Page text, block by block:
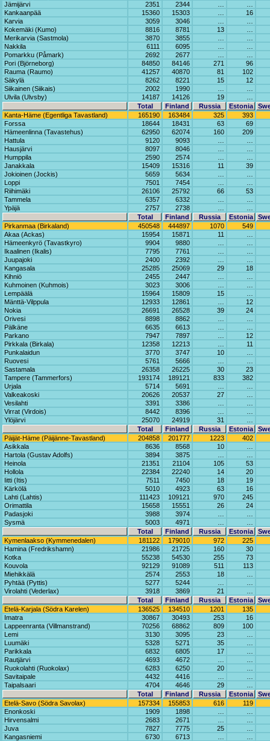
Jämijärvi
2351 2344
Kankaanpää
15360 15303
16
Karvia
3059 3046
Kokemäki (Kumo)
8816 8781 13
Merikarvia (Sastmola)
3870 3855
Nakkila
6111 6095
Pomarkku (Påmark)
2692 2677
Pori (Björneborg)
84850 84146 271
96
Rauma (Raumo)
41257 40870 81
102
Säkylä
8262 8221 15
12
Siikainen (Siikais)
2002 1990
Ulvila (Ulvsby)
14187 14126 19
Total
Finland Russia Estonia
Kanta-Häme (Egentliga Tavastland)
165190 163484 325
393
Forssa
18644 18431 63
69
Hämeenlinna (Tavastehus)
62950 62074 160
209
Hattula
9120 9093
Hausjärvi
8097 8046
Humppila
2590 2574
Janakkala
15409 15316 11
39
Jokioinen (Jockis)
5659 5634
Loppi
7501 7454
Riihimäki
26106 25792 66
53
Tammela
6357 6332
Ypäjä
2757 2738
Total
Finland Russia Estonia
Pirkanmaa (Birkaland)
450548 444897 1070
549
Akaa (Ackas)
15954 15871 11
Hämeenkyrö (Tavastkyro)
9904 9880
Ikaalinen (Ikalis)
7795 7761
Juupajoki
2400 2392
Kangasala
25285 25069 29
18
Kihniö
2455 2447
Kuhmoinen (Kuhmois)
3023 3006
Lempäälä
15964 15809 15
Mänttä-Vilppula
12933 12861
12
Nokia
26691 26528 39
24
Orivesi
8898 8862
Pälkäne
6635 6613
Parkano
7947 7897
12
Pirkkala (Birkala)
12358 12213
11
Punkalaidun
3770 3747 10
Ruovesi
5761 5666
Sastamala
26358 26225 30
23
Tampere (Tammerfors)
193174 189121 833
382
Urjala
5714 5691
Valkeakoski
20626 20537 27
Vesilahti
3391 3386
Virrat (Virdois)
8442 8396
Ylöjärvi
25070 24919 31
Total
Finland Russia Estonia
Päijät-Häme (Päijänne-Tavastland)
204858 201777 1223
402
Asikkala
8636 8568 10
Hartola (Gustav Adolfs)
3894 3875
Heinola
21351 21104 105
53
Hollola
22384 22240 14
20
Iitti (Itis)
7511 7450 18
19
Kärkölä
5010 4923 63
16
Lahti (Lahtis)
111423 109121 970
245
Orimattila
15658 15551 26
24
Padasjoki
3988 3974
Sysmä
5003 4971
Total
Finland Russia Estonia
Kymenlaakso (Kymmenedalen)
181122 179010 972
225
Hamina (Fredrikshamn)
21986 21725 160
30
Kotka
55238 54530 255
73
Kouvola
92129 91089 511
113
Miehikkälä
2574 2553 18
Pyhtää (Pyttis)
5277 5244
Virolahti (Vederlax)
3918 3869 21
Total
Finland Russia Estonia
Etelä-Karjala (Södra Karelen)
136525 134510 1201
135
Imatra
30867 30493 253
16
Lappeenranta (Villmanstrand)
70256 68862 809
100
Lemi
3130 3095 23
Luumäki
5328 5271 35
Parikkala
6832 6805 17
Rautjärvi
4693 4672
Ruokolahti (Ruokolax)
6283 6250 20
Savitaipale
4432 4416
Taipalsaari
4704 4646 29
Total
Finland Russia Estonia
Etelä-Savo (Södra Savolax)
157334 155853 616
119
Enonkoski
1909 1898
Hirvensalmi
2683 2671
Juva
7827 7775 25
Kangasniemi
6730 6713